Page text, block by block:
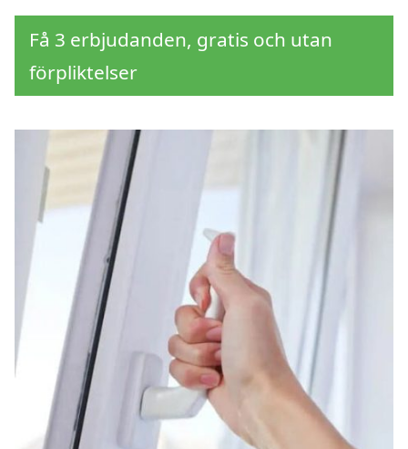
Få 3 erbjudanden, gratis och utan
förpliktelser